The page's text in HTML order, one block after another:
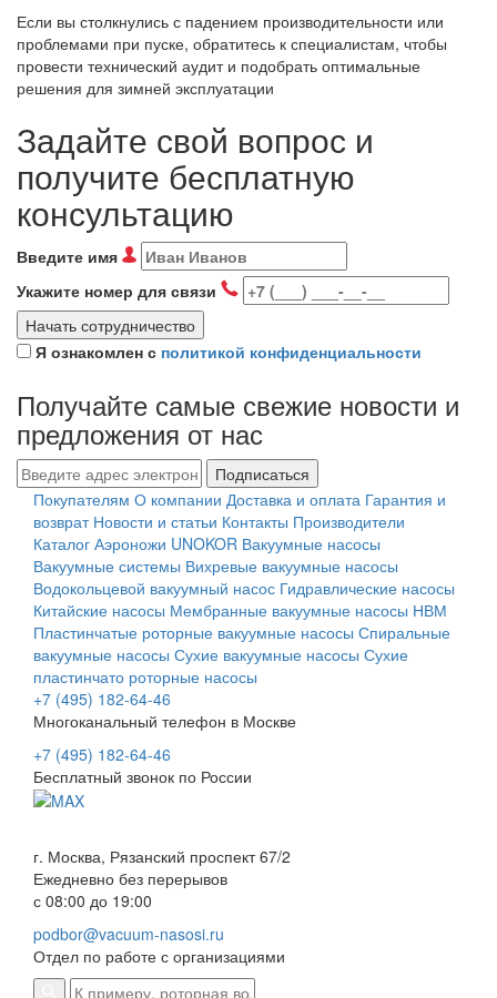
Если вы столкнулись с падением производительности или
проблемами при пуске, обратитесь к специалистам, чтобы
провести технический аудит и подобрать оптимальные
решения для зимней эксплуатации
Задайте свой вопрос и
получите бесплатную
консультацию
Введите имя
Укажите номер для связи
Начать сотрудничество
Я ознакомлен с политикой конфиденциальности
Получайте самые свежие новости и
предложения от нас
Подписаться
Покупателям О компании Доставка и оплата Гарантия и
возврат Новости и статьи Контакты Производители
Каталог Аэроножи UNOKOR Вакуумные насосы
Вакуумные системы Вихревые вакуумные насосы
Водокольцевой вакуумный насос Гидравлические насосы
Китайские насосы Мембранные вакуумные насосы НВМ
Пластинчатые роторные вакуумные насосы Спиральные
вакуумные насосы Сухие вакуумные насосы Сухие
пластинчато роторные насосы
+7 (495) 182-64-46
Многоканальный телефон в Москве
+7 (495) 182-64-46
Бесплатный звонок по России
г. Москва, Рязанский проспект 67/2
Ежедневно без перерывов
с 08:00 до 19:00
podbor@vacuum-nasosi.ru
Отдел по работе с организациями